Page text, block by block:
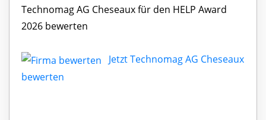
Technomag AG Cheseaux für den HELP Award
2026 bewerten
Jetzt Technomag AG Cheseaux
bewerten